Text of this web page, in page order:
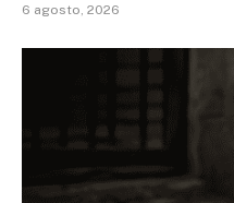
6 agosto, 2026